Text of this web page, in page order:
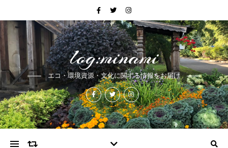
log:minami
エコ・環境資源・文化に関する情報をお届け